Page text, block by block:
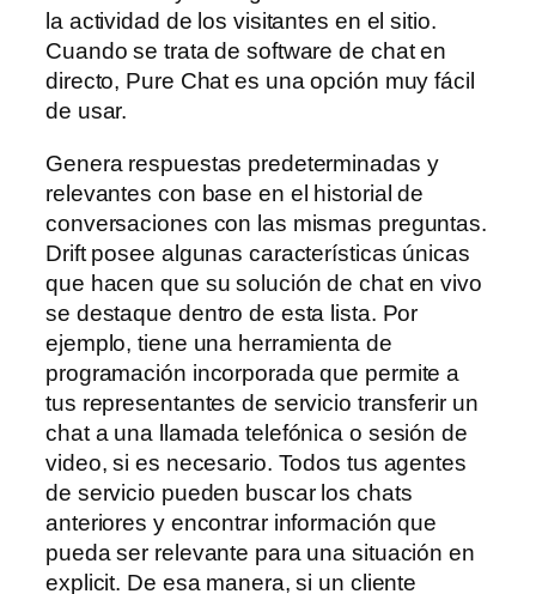
la actividad de los visitantes en el sitio.
Cuando se trata de software de chat en
directo, Pure Chat es una opción muy fácil
de usar.
Genera respuestas predeterminadas y
relevantes con base en el historial de
conversaciones con las mismas preguntas.
Drift posee algunas características únicas
que hacen que su solución de chat en vivo
se destaque dentro de esta lista. Por
ejemplo, tiene una herramienta de
programación incorporada que permite a
tus representantes de servicio transferir un
chat a una llamada telefónica o sesión de
video, si es necesario. Todos tus agentes
de servicio pueden buscar los chats
anteriores y encontrar información que
pueda ser relevante para una situación en
explicit. De esa manera, si un cliente